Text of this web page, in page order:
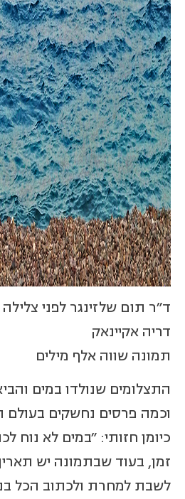
ד"ר תום שלזינגר לפני
דריה אקיינאק
תמונה שווה אלף מילים
התצלומים שנולדו במים
וכמה פרסים נחשקים בעולם
כיומן חזותי: "במים לא נוח
זמן, בעוד שבתמונה יש
לשבת למחרת ולכתוב הכל